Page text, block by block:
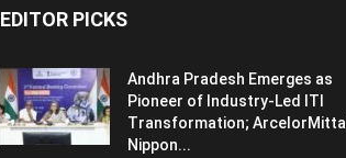
EDITOR PICKS
Andhra Pradesh Emerges as
Pioneer of Industry-Led ITI
Transformation; ArcelorMittal
Nippon...